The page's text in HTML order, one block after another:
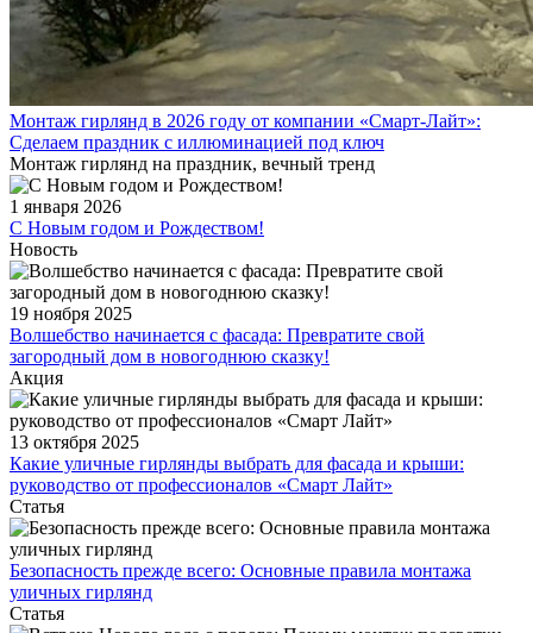
Монтаж гирлянд в 2026 году от компании «Смарт-Лайт»:
Сделаем праздник с иллюминацией под ключ
Монтаж гирлянд на праздник, вечный тренд
1 января 2026
С Новым годом и Рождеством!
Новость
19 ноября 2025
Волшебство начинается с фасада: Превратите свой
загородный дом в новогоднюю сказку!
Акция
13 октября 2025
Какие уличные гирлянды выбрать для фасада и крыши:
руководство от профессионалов «Смарт Лайт»
Статья
Безопасность прежде всего: Основные правила монтажа
уличных гирлянд
Статья